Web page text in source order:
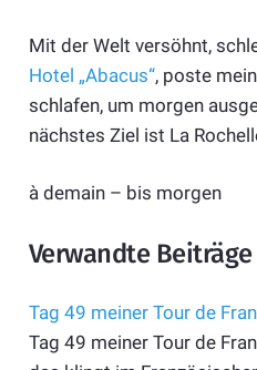
Mit der Welt versöhnt,
Hotel „Abacus“, poste
schlafen, um morgen
nächstes Ziel ist La
à demain – bis morgen
Verwandte Beiträge
Tag 49 meiner Tour de
Tag 49 meiner Tour de